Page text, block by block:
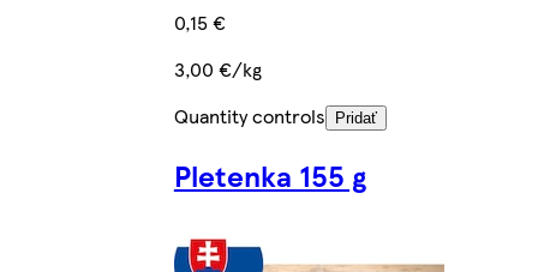
0,15 €
3,00 €/kg
Quantity controls
Pridať
Pletenka 155 g